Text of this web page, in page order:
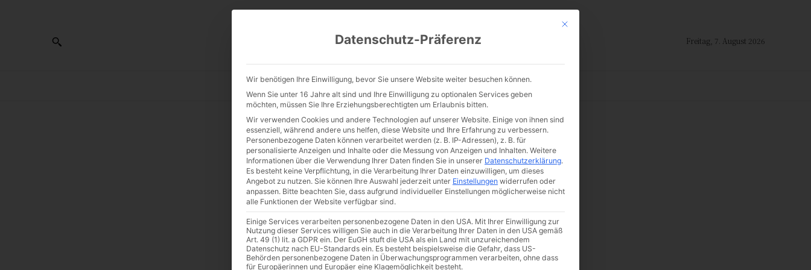
CATHWALK.DE Freitag, 7. August 2026
ALTE MESSE GLAUBE KULTUR FRÖMMIGKEIT TRADITION
Traditionelle Katholiken
aller Länder, vereinigt
euch!
Mit diesem Button wird der Dialog geschlossen. Seine Funktionalität ist
Datenschutz-Präferenz
Wir benötigen Ihre Einwilligung, bevor Sie unsere Website weiter besuchen können.
Wenn Sie unter 16 Jahre alt sind und Ihre Einwilligung zu optionalen Services geben
möchten, müssen Sie Ihre Erziehungsberechtigten um Erlaubnis bitten.
Wir verwenden Cookies und andere Technologien auf unserer Website. Einige von ihnen sind
essenziell, während andere uns helfen, diese Website und Ihre Erfahrung zu verbessern.
Personenbezogene Daten können verarbeitet werden (z. B. IP-Adressen), z. B. für
personalisierte Anzeigen und Inhalte oder die Messung von Anzeigen und Inhalten. Weitere
Informationen über die Verwendung Ihrer Daten finden Sie in unserer Datenschutzerklärung.
Es besteht keine Verpflichtung, in die Verarbeitung Ihrer Daten einzuwilligen, um dieses
Angebot zu nutzen. Sie können Ihre Auswahl jederzeit unter Einstellungen widerrufen oder
anpassen. Bitte beachten Sie, dass aufgrund individueller Einstellungen möglicherweise nicht
alle Funktionen der Website verfügbar sind.
Einige Services verarbeiten personenbezogene Daten in den USA. Mit Ihrer Einwilligung zur
Nutzung dieser Services willigen Sie auch in die Verarbeitung Ihrer Daten in den USA gemäß
Art. 49 (1) lit. a GDPR ein. Der EuGH stuft die USA als ein Land mit unzureichendem
Datenschutz nach EU-Standards ein. Es besteht beispielsweise die Gefahr, dass US-
Behörden personenbezogene Daten in Überwachungsprogrammen verarbeiten, ohne dass
für Europäerinnen und Europäer eine Klagemöglichkeit besteht.